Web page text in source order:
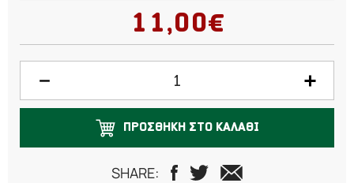
11,00€
ΠΡΟΣΘΗΚΗ ΣΤΟ ΚΑΛΑΘΙ
SHARE: